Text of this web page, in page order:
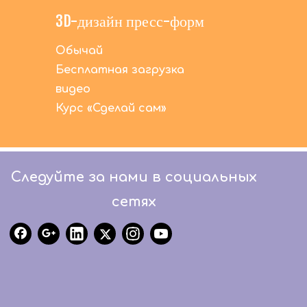
3D-дизайн пресс-форм
Обычай
Бесплатная загрузка
видео
Курс «Сделай сам»
Следуйте за нами в социальных
сетях